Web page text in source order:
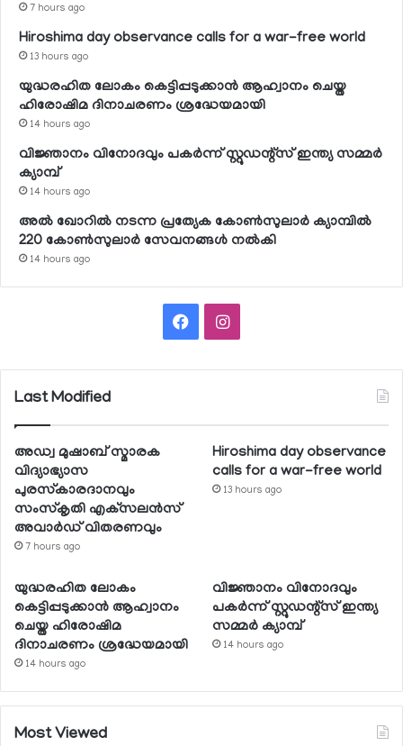
7 hours ago
Hiroshima day observance calls for a war-free world
13 hours ago
യുദ്ധരഹിത ലോകം കെട്ടിപ്പടുക്കാന്‍ ആഹ്വാനം ചെയ്ത
ഹിരോഷിമ ദിനാചരണം ശ്രദ്ധേയമായി
14 hours ago
വിജ്ഞാനം വിനോദവും പകര്‍ന്ന് സ്റ്റുഡന്റ്‌സ് ഇന്ത്യ സമ്മര്‍
ക്യാമ്പ്
14 hours ago
അല്‍ ഖോറില്‍ നടന്ന പ്രത്യേക കോണ്‍സുലാര്‍ ക്യാമ്പില്‍
220 കോണ്‍സുലാര്‍ സേവനങ്ങള്‍ നല്‍കി
14 hours ago
FacebookInstagram
Last Modified
അഡ്വ മുഷാബ് സ്മാരക
വിദ്യാഭ്യാസ
പുരസ്‌കാരദാനവും
സംസ്‌കൃതി എക്‌സലന്‍സ്
അവാര്‍ഡ് വിതരണവും
7 hours ago
Hiroshima day observance
calls for a war-free world
13 hours ago
യുദ്ധരഹിത ലോകം
കെട്ടിപ്പടുക്കാന്‍ ആഹ്വാനം
ചെയ്ത ഹിരോഷിമ
ദിനാചരണം ശ്രദ്ധേയമായി
14 hours ago
വിജ്ഞാനം വിനോദവും
പകര്‍ന്ന് സ്റ്റുഡന്റ്‌സ് ഇന്ത്യ
സമ്മര്‍ ക്യാമ്പ്
14 hours ago
Most Viewed